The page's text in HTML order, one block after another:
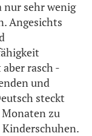
nur sehr wenig
Angesichts
rasch -
und
steckt
zu